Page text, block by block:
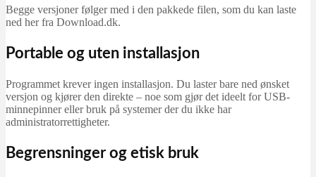
Begge versjoner følger med i den pakkede filen, som du kan laste
ned her fra Download.dk.
Portable og uten installasjon
Programmet krever ingen installasjon. Du laster bare ned ønsket
versjon og kjører den direkte – noe som gjør det ideelt for USB-
minnepinner eller bruk på systemer der du ikke har
administratorrettigheter.
Begrensninger og etisk bruk